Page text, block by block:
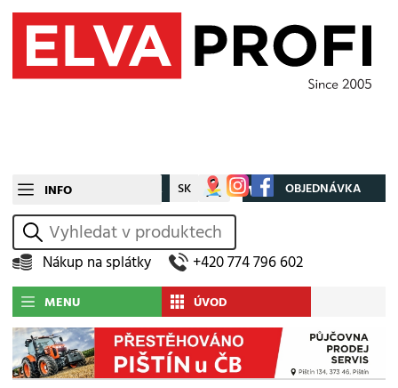
INFO CZ SK Můj účet OBJEDNÁVKA
vyhledat
Nákup na splátky +420 774 796 602
MENU ÚVOD